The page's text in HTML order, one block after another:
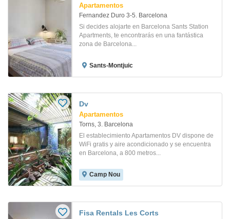
Apartamentos
Fernandez Duro 3-5. Barcelona
Si decides alojarte en Barcelona Sants Station
Apartments, te encontrarás en una fantástica
zona de Barcelona...
Sants-Montjuic
Dv
Apartamentos
Torns, 3. Barcelona
El establecimiento Apartamentos DV dispone de
WiFi gratis y aire acondicionado y se encuentra
en Barcelona, a 800 metros...
Camp Nou
Fisa Rentals Les Corts